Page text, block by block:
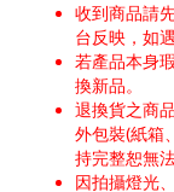
收到商品請
台反映，如
若產品本身
換新品。
退換貨之商
外包裝(紙箱
持完整恕無
因拍攝燈光